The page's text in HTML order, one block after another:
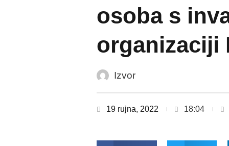
osoba s
organizaciji
Izvor
19 rujna, 2022 18:04